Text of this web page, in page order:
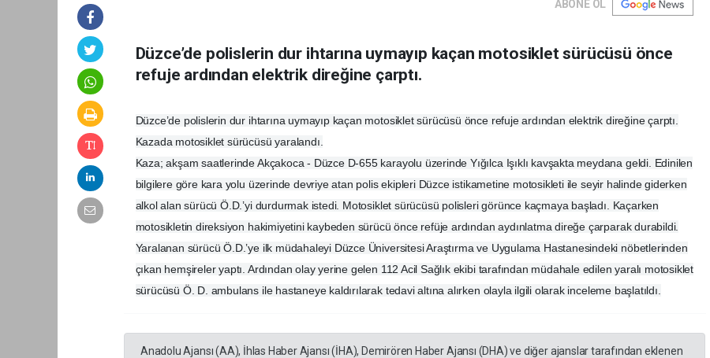
ABONE OL
Düzce’de polislerin dur ihtarına uymayıp kaçan motosiklet sürücüsü önce
refuje ardından elektrik direğine çarptı.
Düzce’de polislerin dur ihtarına uymayıp kaçan motosiklet sürücüsü önce refuje ardından elektrik direğine çarptı.
Kazada motosiklet sürücüsü yaralandı.
Kaza; akşam saatlerinde Akçakoca - Düzce D-655 karayolu üzerinde Yığılca Işıklı kavşakta meydana geldi. Edinilen
bilgilere göre kara yolu üzerinde devriye atan polis ekipleri Düzce istikametine motosikleti ile seyir halinde giderken
alkol alan sürücü Ö.D.’yi durdurmak istedi. Motosiklet sürücüsü polisleri görünce kaçmaya başladı. Kaçarken
motosikletin direksiyon hakimiyetini kaybeden sürücü önce refüje ardından aydınlatma direğe çarparak durabildi.
Yaralanan sürücü Ö.D.’ye ilk müdahaleyi Düzce Üniversitesi Araştırma ve Uygulama Hastanesindeki nöbetlerinden
çıkan hemşireler yaptı. Ardından olay yerine gelen 112 Acil Sağlık ekibi tarafından müdahale edilen yaralı motosiklet
sürücüsü Ö. D. ambulans ile hastaneye kaldırılarak tedavi altına alırken olayla ilgili olarak inceleme başlatıldı.
Anadolu Ajansı (AA), İhlas Haber Ajansı (İHA), Demirören Haber Ajansı (DHA) ve diğer ajanslar tarafından eklenen